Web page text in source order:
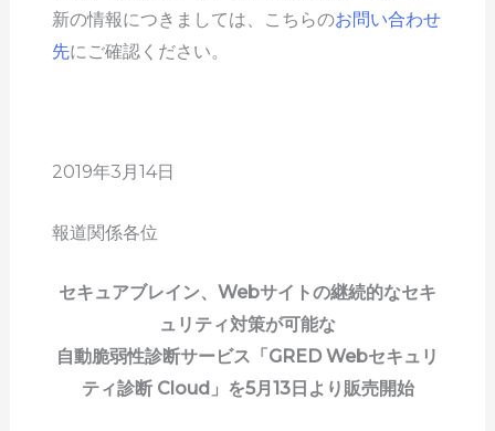
新の情報につきましては、こちらのお問い合わせ
先にご確認ください。
2019年3月14日
報道関係各位
セキュアブレイン、Webサイトの継続的なセキ
ュリティ対策が可能な
自動脆弱性診断サービス「GRED Webセキュリ
ティ診断 Cloud」を5月13日より販売開始